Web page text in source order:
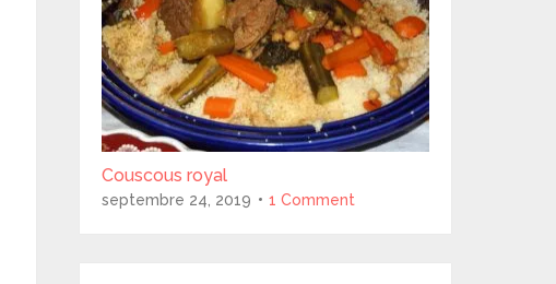
Couscous royal
septembre 24, 2019 1 Comment